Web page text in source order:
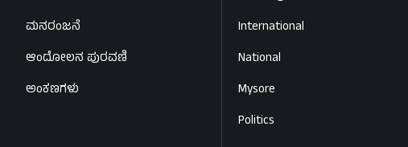
ಮನರಂಜನೆ
ಆಂದೋಲನ ಪುರವಣಿ
ಅಂಕಣಗಳು
International
National
Mysore
Politics